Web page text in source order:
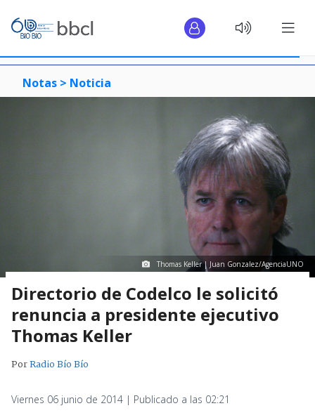
Notas > Noticia
Thomas Keller | Juan Gonzalez/AgenciaUNO
Directorio de Codelco le solicitó
renuncia a presidente ejecutivo
Thomas Keller
PorRadio Bío Bío
Viernes 06 junio de 2014 | Publicado a las 02:21